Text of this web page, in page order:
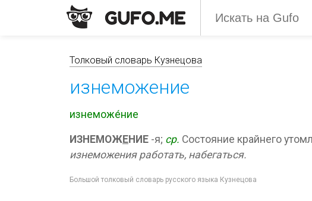
Толковый словарь Кузнецова
изнеможение
изнеможе́ние
ИЗНЕМОЖЕНИЕ -я; ср. Состояние крайнего
изнеможения работать, набегаться.
Большой толковый словарь русского языка Кузнецова